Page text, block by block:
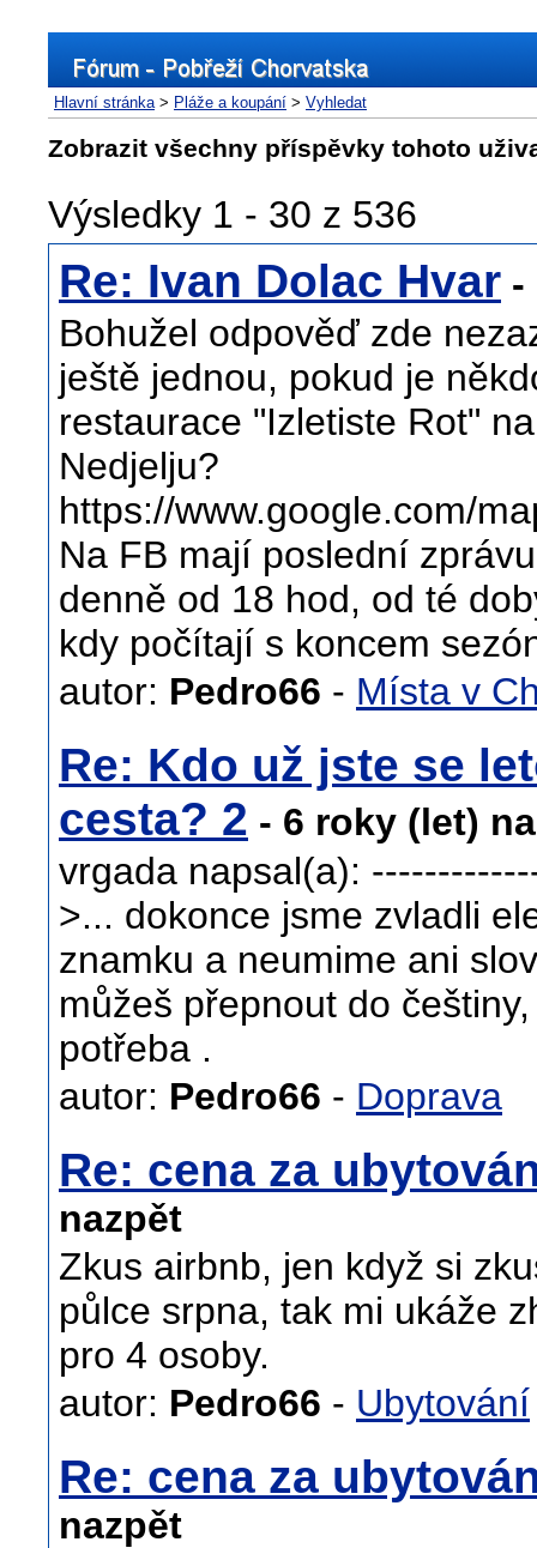
Hlavní stránka> Pláže a koupání > Vyhledat
Zobrazit všechny příspěvky tohoto
Výsledky 1 - 30 z 536
Re: Ivan Dolac Hvar -
Bohužel odpověď zde
ještě jednou, pokud je
restaurace "Izletiste Rot"
Nedjelju?
https://www.google.com/
Na FB mají poslední
denně od 18 hod, od té
kdy počítají s koncem
autor: Pedro66 - Místa v
Re: Kdo už jste se
cesta? 2 - 6 roky (let)
vrgada napsal(a):
>... dokonce jsme zvladli
znamku a neumime ani
můžeš přepnout do
potřeba .
autor: Pedro66 - Doprava
Re: cena za
nazpět
Zkus airbnb, jen když si
půlce srpna, tak mi ukáže
pro 4 osoby.
autor: Pedro66 - Ubytování
Re: cena za
nazpět